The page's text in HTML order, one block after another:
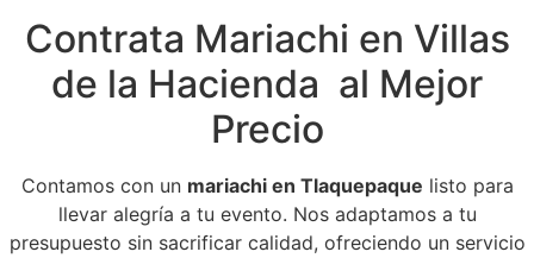
Contrata Mariachi en Villas
de la Hacienda al Mejor
Precio
Contamos con un mariachi en Tlaquepaque listo para
llevar alegría a tu evento. Nos adaptamos a tu
presupuesto sin sacrificar calidad, ofreciendo un servicio